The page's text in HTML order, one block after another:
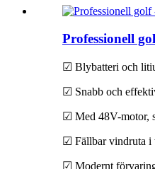
Professionell
☑ Blybatteri och
☑ Snabb och
☑ Med 48V-motor,
☑ Fällbar vindruta i
☑ Modernt